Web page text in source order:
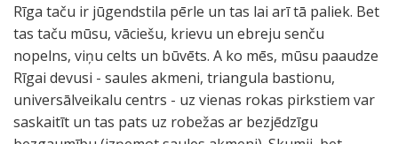
Rīga taču ir jūgendstila pērle un tas lai arī tā paliek. Bet
tas taču mūsu, vāciešu, krievu un ebreju senču
nopelns, viņu celts un būvēts. A ko mēs, mūsu paaudze
Rīgai devusi - saules akmeni, triangula bastionu,
universālveikalu centrs - uz vienas rokas pirkstiem var
saskaitīt un tas pats uz robežas ar bezjēdzīgu